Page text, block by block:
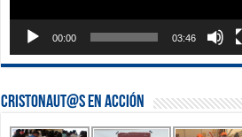
00:00 03:46
Cristonaut@s en Acción